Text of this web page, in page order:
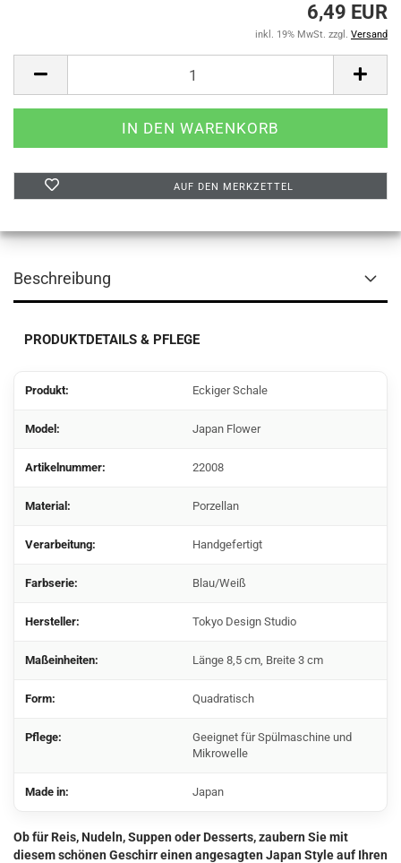
6,49 EUR
inkl. 19% MwSt. zzgl. Versand
AUF DEN MERKZETTEL
Beschreibung
PRODUKTDETAILS & PFLEGE
Produkt: Eckiger Schale
Model: Japan Flower
Artikelnummer: 22008
Material: Porzellan
Verarbeitung: Handgefertigt
Farbserie: Blau/Weiß
Hersteller: Tokyo Design Studio
Maßeinheiten: Länge 8,5 cm, Breite 3 cm
Form: Quadratisch
Pflege:
Geeignet für Spülmaschine und
Mikrowelle
Made in: Japan
Ob für Reis, Nudeln, Suppen oder Desserts, zaubern Sie mit
diesem schönen Geschirr einen angesagten Japan Style auf Ihren